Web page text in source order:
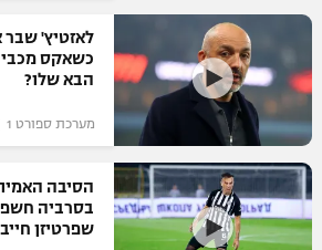
מדיניות פרטיות
תקנון פעילות ספורט 1
רשיון להקרנה פומבית לבית עסק
הצטרפות לחבילת הערוצים
אומנויות לחימה
גיימינג E-Sports
לאזטיץ'
כשאקס
הבא שלו?
מערכת ספורט 1 | לפני 3 חודשים
הסיבה
בסרביה
שפרטיזן